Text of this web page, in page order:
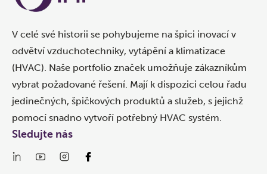
V celé své historii se pohybujeme na špici inovací v
odvětví vzduchotechniky, vytápění a klimatizace
(HVAC). Naše portfolio značek umožňuje zákazníkům
vybrat požadované řešení. Mají k dispozici celou řadu
jedinečných, špičkových produktů a služeb, s jejichž
pomocí snadno vytvoří potřebný HVAC systém.
Sledujte nás